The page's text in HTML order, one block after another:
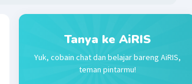
Tanya ke AiRIS
Yuk, cobain chat dan belajar bareng AiRIS,
teman pintarmu!